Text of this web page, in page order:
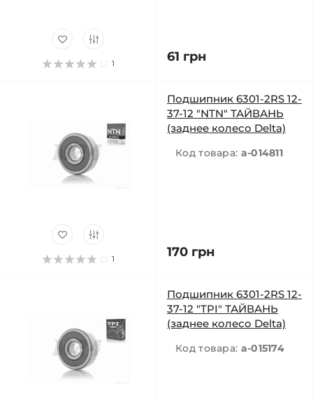
1 61 грн
1
Подшипник 6301-2RS 12-
37-12 "NTN" ТАЙВАНЬ
(заднее колесо Delta)
Код товара: a-014811
170 грн
Подшипник 6301-2RS 12-
37-12 "TPI" ТАЙВАНЬ
(заднее колесо Delta)
Код товара: a-015174